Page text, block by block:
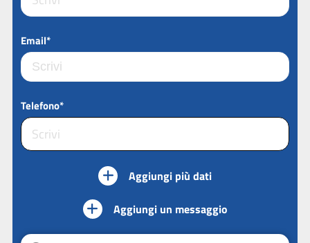
Email*
Telefono*
Aggiungi più dati
Aggiungi un messaggio